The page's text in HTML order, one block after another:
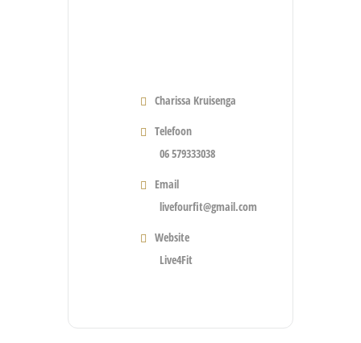
Charissa Kruisenga
Telefoon
06 579333038
Email
livefourfit@gmail.com
Website
Live4Fit